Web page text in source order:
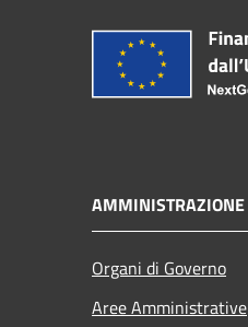
AMMINISTRAZIONE
Organi di Governo
Aree Amministrative